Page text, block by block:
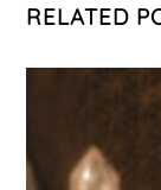
RELATED